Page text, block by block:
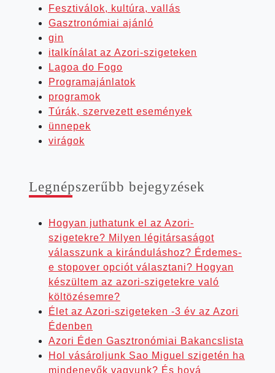
Fesztiválok, kultúra, vallás
Gasztronómiai ajánló
gin
italkínálat az Azori-szigeteken
Lagoa do Fogo
Programajánlatok
programok
Túrák, szervezett események
ünnepek
virágok
Leg­nép­sze­rűbb bejegyzések
Hogyan juthatunk el az Azori-
szigetekre? Milyen légitársaságot
válasszunk a kiránduláshoz? Érdemes-
e stopover opciót választani? Hogyan
készültem az azori-szigetekre való
költözésemre?
Élet az Azori-szigeteken -3 év az Azori
Édenben
Azori Éden Gasztronómiai Bakancslista
Hol vásároljunk Sao Miguel szigetén ha
mindenevők vagyunk? És hová